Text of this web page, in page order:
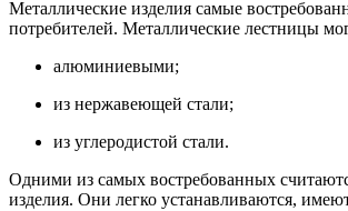
Металлические изделия самые
потребителей. Металлические лестницы
алюминиевыми;
из нержавеющей стали;
из углеродистой стали.
Одними из самых востребованных
изделия. Они легко устанавливаются,